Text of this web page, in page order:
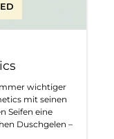
wichtiger
mit seinen
Seifen eine
Duschgelen –